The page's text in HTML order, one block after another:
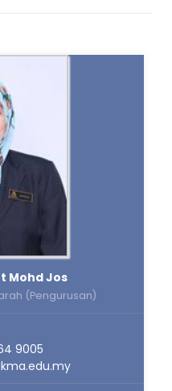
Mohd Jos
(Pengurusan)
9005